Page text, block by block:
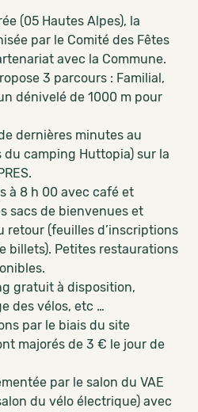
(05 Hautes Alpes), la
par le Comité des Fêtes
avec la Commune.
3 parcours : Familial,
dénivelé de 1000 m pour
dernières minutes au
du camping Huttopia) sur la
à 8 h 00 avec café et
sacs de bienvenues et
retour (feuilles d’inscriptions
billets). Petites restaurations
gratuit à disposition,
des vélos, etc …
par le biais du site
majorés de 3 € le jour de
par le salon du VAE
du vélo électrique) avec